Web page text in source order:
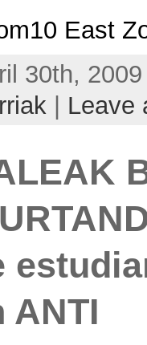
East
30th,
| Leave
ANTI